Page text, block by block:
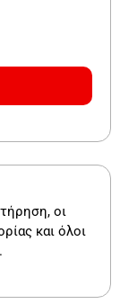
οι
και όλοι